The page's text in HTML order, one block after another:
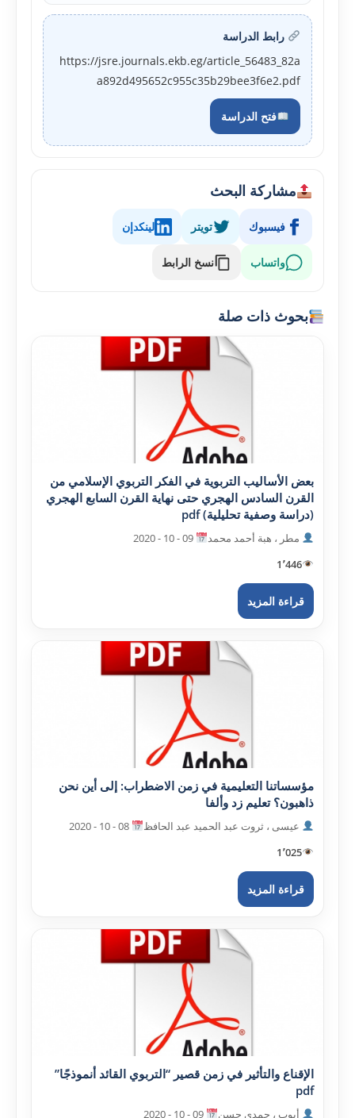
رابط الدراسة
https://jsre.journals.ekb.eg/article_56483_82a
a892d495652c955c35b29bee3f6e2.pdf
فتح الدراسة
مشاركة البحث
فيسبوك تويتر لينكدإن
واتساب نسخ الرابط
بحوث ذات صلة
بعض الأساليب التربوية في الفکر التربوي الإسلامي من
القرن السادس الهجري حتى نهاية القرن السابع الهجري
(دراسة وصفية تحليلية) pdf
مطر ، هبة أحمد محمد
1٬446
قراءة المزيد
مؤسساتنا التعليمية في زمن الاضطراب: إلى أين نحن
ذاهبون؟ تعليم زد وألفا
عيسى ، ثروت عبد الحميد عبد الحافظ
1٬025
قراءة المزيد
الإقناع والتأثير في زمن قصير “التربوي القائد أنموذجًا”
pdf
أيوب ، حمدي حسن